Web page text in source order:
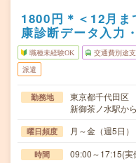
1800円＊＜12月
康診断データ入力
職種未経験OK 交通費別途
派遣
勤務地
東京都千代田区
新御茶ノ水駅か
曜日頻度 月～金（週5日
時間 09:00～17:15(